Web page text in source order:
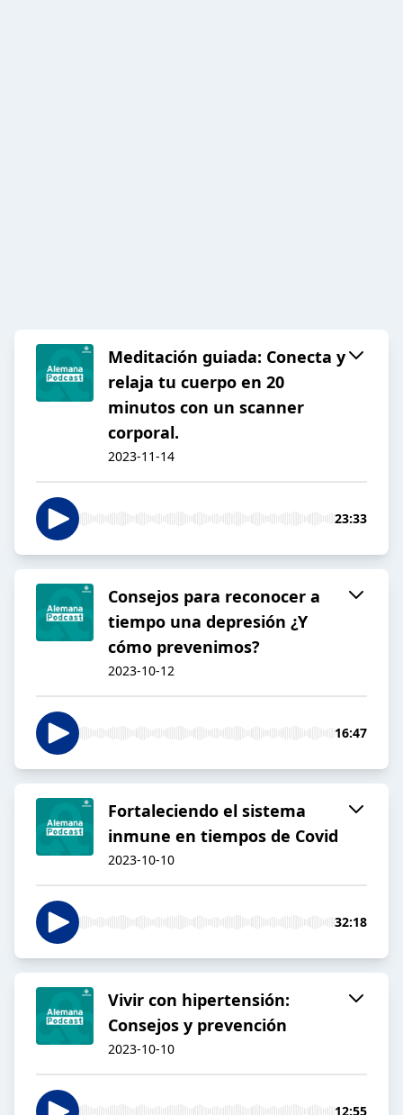
Meditación guiada: Conecta y
relaja tu cuerpo en 20
minutos con un scanner
corporal.
2023-11-14
23:33
Consejos para reconocer a
tiempo una depresión ¿Y
cómo prevenimos?
2023-10-12
16:47
Fortaleciendo el sistema
inmune en tiempos de Covid
2023-10-10
32:18
Vivir con hipertensión:
Consejos y prevención
2023-10-10
12:55